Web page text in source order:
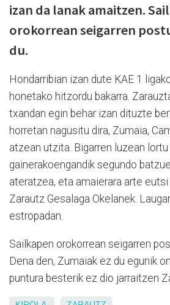
izan da lanak amaitzen.
orokorrean seigarren
du.
Hondarribian izan dute KAE 1
honetako hitzordu bakarra.
txandan egin behar izan dituzte
horretan nagusitu dira, Zumaia,
atzean utzita. Bigarren luzean lortu
gainerakoengandik segundo
ateratzea, eta amaierara arte
Zarautz Gesalaga Okelanek.
estropadan.
Sailkapen orokorrean seigarren
Dena den, Zumaiak ez du egunik
puntura besterik ez dio jarraitzen